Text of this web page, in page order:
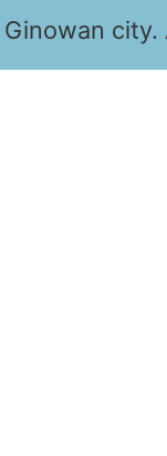
city.